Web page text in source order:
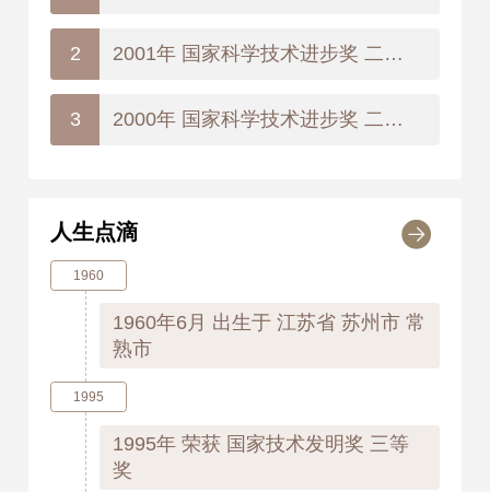
2 2001年 国家科学技术进步奖 二等奖
3 2000年 国家科学技术进步奖 二等奖
人生点滴
1960
1960年6月 出生于 江苏省 苏州市 常
熟市
1995
1995年荣获 国家技术发明奖 三等
奖